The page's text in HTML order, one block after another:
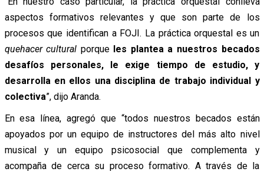
aspectos formativos relevantes y que son parte de los
procesos que identifican a FOJI. La práctica orquestal es un
quehacer cultural porque les plantea a nuestros becados
desafíos personales, le exige tiempo de estudio, y
desarrolla en ellos una disciplina de trabajo individual y
colectiva”, dijo Aranda.
En esa línea, agregó que “todos nuestros becados están
apoyados por un equipo de instructores del más alto nivel
musical y un equipo psicosocial que complementa y
acompaña de cerca su proceso formativo. A través de la